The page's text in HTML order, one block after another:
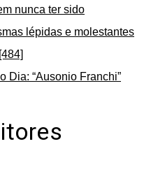
nunca ter sido
lépidas e molestantes
Dia: “Ausonio Franchi”